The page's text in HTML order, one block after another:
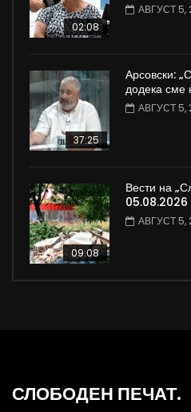
02:08
АВГУСТ 5,
37:25
Арсовски:
додека сме
АВГУСТ 5,
09:08
Вести на
05.08.2026
АВГУСТ 5,
СЛОБОДЕН ПЕЧАТ.